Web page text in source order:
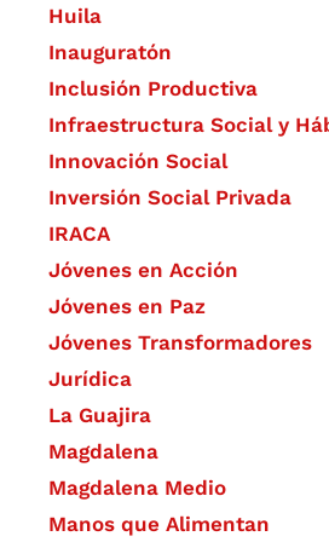
Huila
Inauguratón
Inclusión Productiva
Infraestructura Social y
​Innovación Social
Inversión Social Privada
IRACA
Jóvenes en Acción
Jóvenes en Paz
Jóvenes Transformadores
Jurídica
La Guajira
Magdalena
Magdalena Medio
Manos que Alimentan